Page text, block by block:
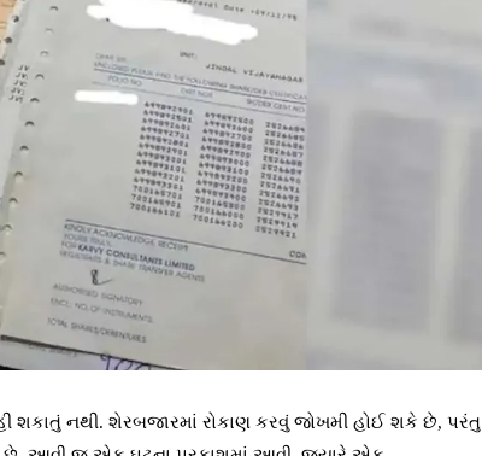
શકાતું નથી. શેરબજારમાં રોકાણ કરવું જોખમી હોઈ શકે છે, પરંતુ